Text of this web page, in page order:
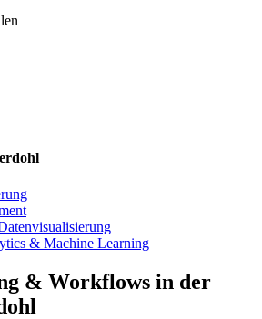
& Machine Learning
& Workflows in der